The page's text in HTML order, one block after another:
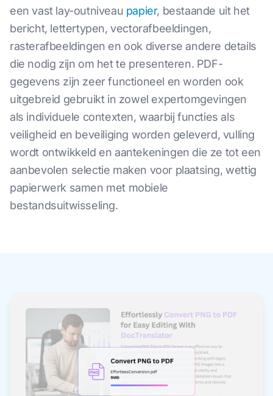
een vast lay-outniveau papier, bestaande uit het
bericht, lettertypen, vectorafbeeldingen,
rasterafbeeldingen en ook diverse andere details
die nodig zijn om het te presenteren. PDF-
gegevens zijn zeer functioneel en worden ook
uitgebreid gebruikt in zowel expertomgevingen
als individuele contexten, waarbij functies als
veiligheid en beveiliging worden geleverd, vulling
wordt ontwikkeld en aantekeningen die ze tot een
aanbevolen selectie maken voor plaatsing, wettig
papierwerk samen met mobiele
bestandsuitwisseling.